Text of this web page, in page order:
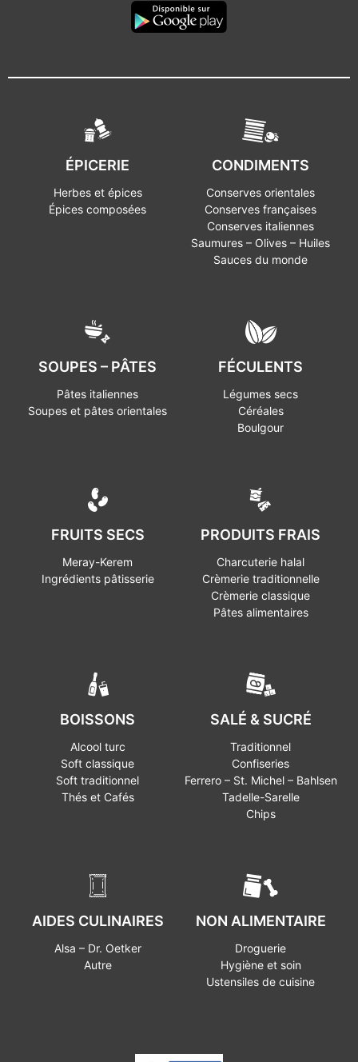
ÉPICERIE
Herbes et épices
Épices composées
CONDIMENTS
Conserves orientales
Conserves françaises
Conserves italiennes
Saumures – Olives – Huiles
Sauces du monde
SOUPES – PÂTES
Pâtes italiennes
Soupes et pâtes orientales
FÉCULENTS
Légumes secs
Céréales
Boulgour
FRUITS SECS
Meray-Kerem
Ingrédients pâtisserie
PRODUITS FRAIS
Charcuterie halal
Crèmerie traditionnelle
Crèmerie classique
Pâtes alimentaires
BOISSONS
Alcool turc
Soft classique
Soft traditionnel
Thés et Cafés
SALÉ & SUCRÉ
Traditionnel
Confiseries
Ferrero – St. Michel – Bahlsen
Tadelle-Sarelle
Chips
AIDES CULINAIRES
Alsa – Dr. Oetker
Autre
NON ALIMENTAIRE
Droguerie
Hygiène et soin
Ustensiles de cuisine